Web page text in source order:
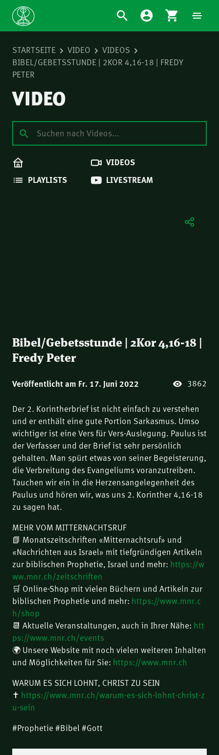
STARTSEITE VIDEO
VIDEOS
BIBEL/GEBETSSTUNDE | 2KOR 4,16-18 | FREDY
PETER
VIDEO
VIDEOS
PLAYLISTS
LIVESTREAM
Bibel/Gebetsstunde | 2Kor 4,16-18 |
Fredy Peter
Veröffentlicht am Fr. 17. Juni 2022 3862
Der 2. Korintherbrief ist nicht einfach zu verstehen
und er enthält eine gute Portion Sarkasmus. Umso
wichtiger ist eine Vers für Vers-Auslegung. Paulus ist
der Verfasser und der Brief ist sehr persönlich
gehalten. Man spürt etwas von seiner Begeisterung,
die Verbreitung des Evangeliums voranzutreiben.
Tauchen wir ein in die Herzensangelegenheit des
Paulus und hören wir, was uns 2. Korinther 4,16-18
zu sagen hat.
MEHR VOM MITTERNACHTSRUF
📗 Monatszeitschriften «Mitternachtsruf» und
«Nachrichten aus Israel» mit tiefgründigen Artikeln
zur biblischen Prophetie, Israel und mehr: https://w
ww.mnr.ch/zeitschriften
🛒 Online-Shop mit vielen Büchern und Artikeln zur
biblischen Prophetie und mehr: https://www.mnr.c
h/shop
📆 Aktuelle Veranstaltungen, auch in Ihrer Nähe: htt
ps://www.mnr.ch/events
🌍 Unsere Website mit noch vielen weiteren Inhalten
und Möglichkeiten für Sie: https://www.mnr.ch
WARUM ES SICH LOHNT, CHRIST ZU SEIN
✝️ https://www.mnr.ch/warum-es-sich-lohnt-christ-z
u-sein
#Prophetie #Bibel #Gott